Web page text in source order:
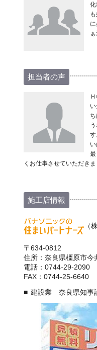
担当者の声
最
くお仕事させていただきま
施工店情報
（
〒634-0812
住所：奈良県橿原市今
電話：0744-29-2090
FAX：0744-25-6640
建設業 奈良県知事